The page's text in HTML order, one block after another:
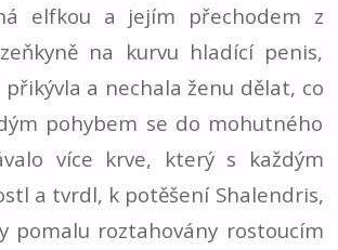
elfkou a jejím přechodem z
na kurvu hladící penis,
a nechala ženu dělat, co
pohybem se do mohutného
více krve, který s každým
a tvrdl, k potěšení Shalendris,
pomalu roztahovány rostoucím